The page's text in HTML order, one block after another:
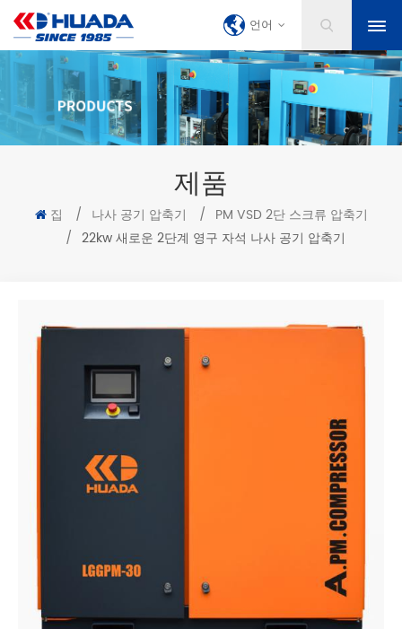
언어
제품
집 / 나사 공기 압축기 / PM VSD 2단 스크류 압축기
/ 22kw 새로운 2단계 영구 자석 나사 공기 압축기